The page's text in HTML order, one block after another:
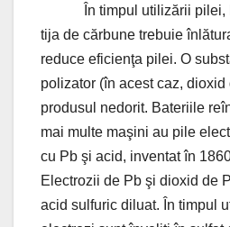
În timpul utilizării pilei,
tija de cărbune trebuie
reduce eficienţa pilei. O
polizator (în acest caz,
produsul nedorit. Bateriile
mai multe maşini au pile
cu Pb şi acid, inventat în
Electrozii de Pb şi dioxid de
acid sulfuric diluat. În timpul